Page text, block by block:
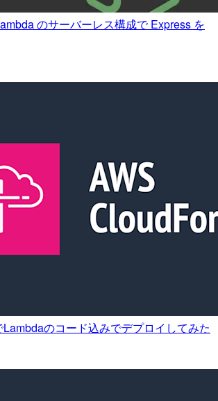
のサーバーレス構成で Express を
のコード込みでデプロイしてみた